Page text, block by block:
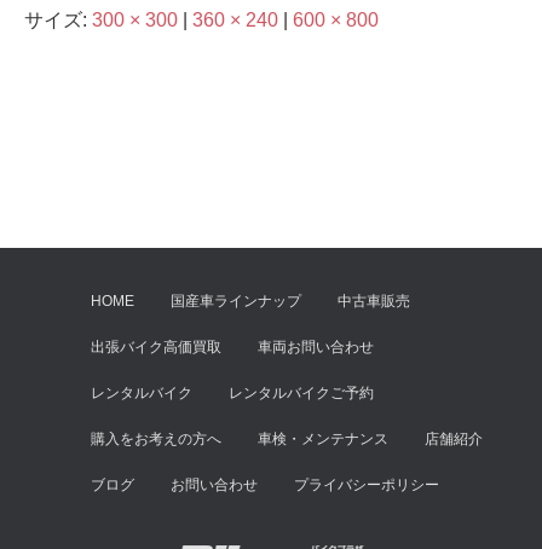
サイズ: 300 × 300 360 × 240 600 × 800
HOME 国産車ラインナップ 中古車販売
出張バイク高価買取 車両お問い合わせ
レンタルバイク レンタルバイクご予約
購入をお考えの方へ 車検・メンテナンス 店舗紹介
ブログ お問い合わせ プライバシーポリシー